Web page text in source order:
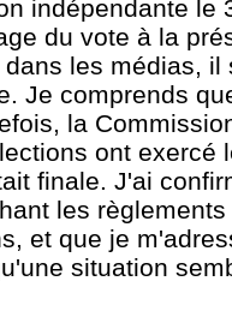
indépendante le
du vote à la
les médias, il
Je comprends
la
ont exercé
finale. J'ai
les
et que je
situation